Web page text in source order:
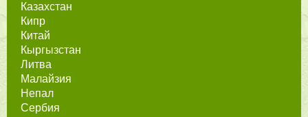
Казахстан
Кипр
Китай
Кыргызстан
Литва
Малайзия
Непал
Сербия